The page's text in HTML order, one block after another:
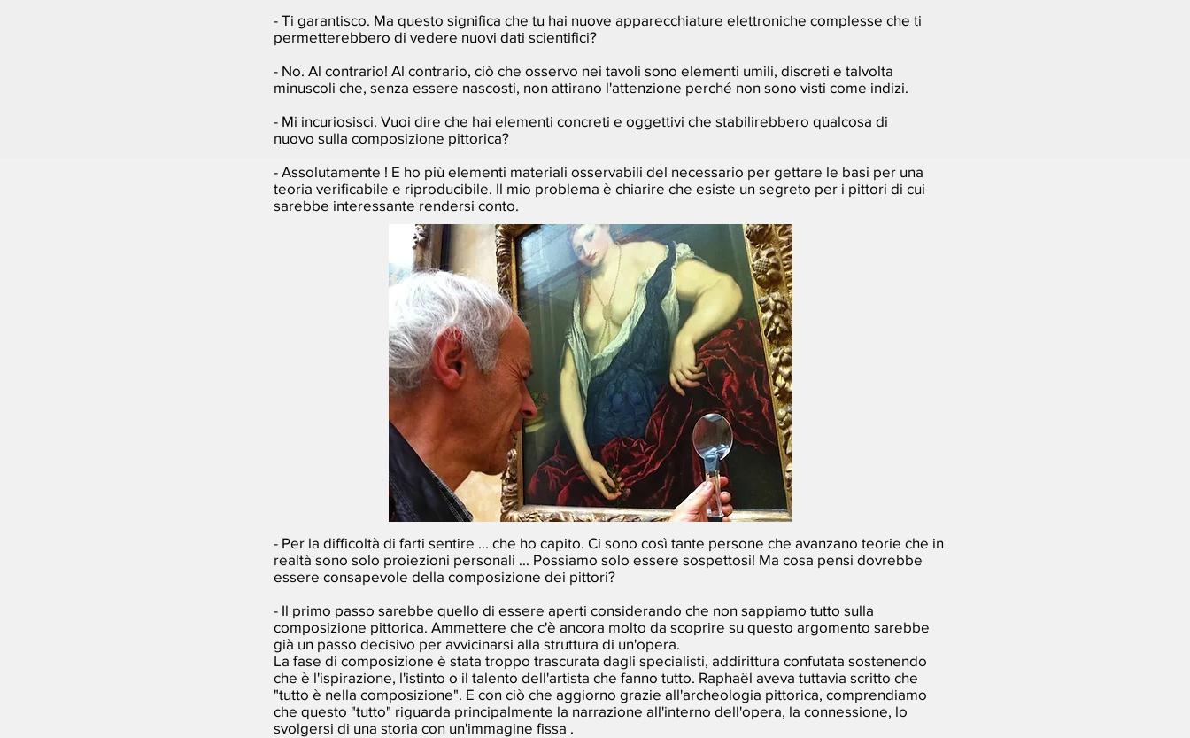
- Ti garantisco. Ma questo significa che tu hai nuove apparecchiature elettroniche complesse che ti
permetterebbero di vedere nuovi dati scientifici?
- No. Al contrario! Al contrario, ciò che osservo nei tavoli sono elementi umili, discreti e talvolta
minuscoli che, senza essere nascosti, non attirano l'attenzione perché non sono visti come indizi.
- Mi incuriosisci. Vuoi dire che hai elementi concreti e oggettivi che stabilirebbero qualcosa di
nuovo sulla composizione pittorica?
- Assolutamente ! E ho più elementi materiali osservabili del necessario per gettare le basi per una
teoria verificabile e riproducibile. Il mio problema è chiarire che esiste un segreto per i pittori di cui
sarebbe interessante rendersi conto.
- Per la difficoltà di farti sentire ... che ho capito. Ci sono così tante persone che avanzano teorie che in
realtà sono solo proiezioni personali ... Possiamo solo essere sospettosi! Ma cosa pensi dovrebbe
essere consapevole della composizione dei pittori?
- Il primo passo sarebbe quello di essere aperti considerando che non sappiamo tutto sulla
composizione pittorica. Ammettere che c'è ancora molto da scoprire su questo argomento sarebbe
già un passo decisivo per avvicinarsi alla struttura di un'opera.
La fase di composizione è stata troppo trascurata dagli specialisti, addirittura confutata sostenendo
che è l'ispirazione, l'istinto o il talento dell'artista che fanno tutto. Raphaël aveva tuttavia scritto che
"tutto è nella composizione". E con ciò che aggiorno grazie all'archeologia pittorica, comprendiamo
che questo "tutto" riguarda principalmente la narrazione all'interno dell'opera, la connessione, lo
svolgersi di una storia con un'immagine fissa .